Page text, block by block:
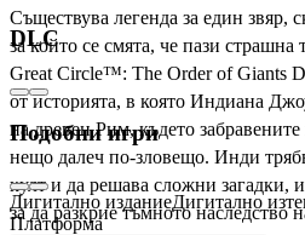
Съществува легенда за един звяр,
за който се смята, че пази страшна
Great Circle™: The Order of Giants
от историята, в която Индиана
на древен Рим, където
нещо далеч по-зловещо. Инди
култ и да решава сложни загадки,
за да разкрие тъмното наследство
DLC
Подобни игри
Дигитално изданиеДигитално
Платформа